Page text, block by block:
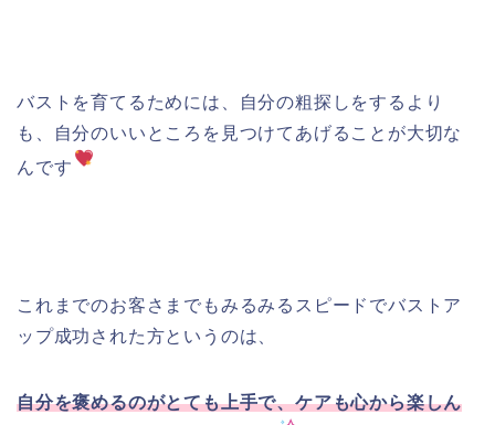
バストを育てるためには、自分の粗探しをするより
も、自分のいいところを見つけてあげることが大切な
んです
これまでのお客さまでもみるみるスピードでバストア
ップ成功された方というのは、
自分を褒めるのがとても上手で、ケアも心から楽しん